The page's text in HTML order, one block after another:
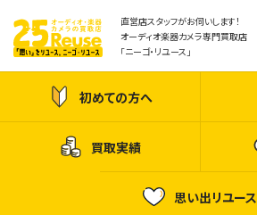
直営店スタッフがお伺いします！
オーディオ楽器カメラ専門買取店
「ニーゴ・リユース」
初めての方へ
買取実績
思い出リユース